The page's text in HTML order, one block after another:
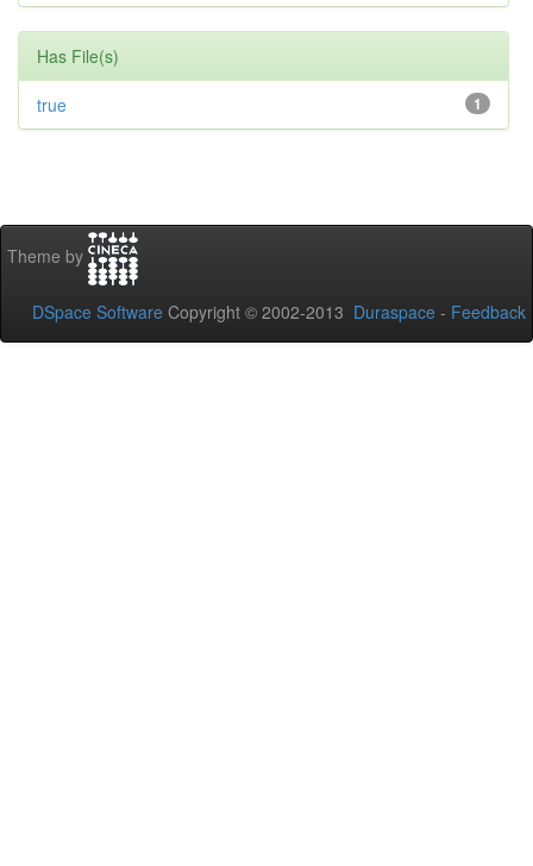
Has File(s)
1
true
Theme by
DSpace Software Copyright © 2002-2013 Duraspace - Feedback